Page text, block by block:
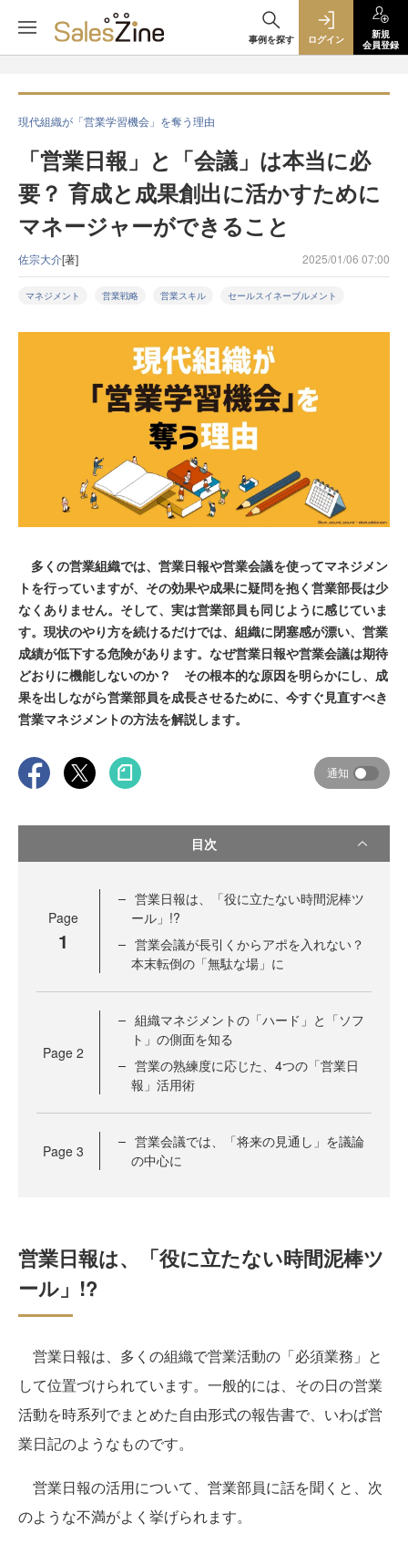
事例を探す ログイン
新規
会員登録
現代組織が「営業学習機会」を奪う理由
「営業日報」と「会議」は本当に必
要？ 育成と成果創出に活かすために
マネージャーができること
佐宗大介[著] 2025/01/06 07:00
マネジメント 営業戦略 営業スキル セールスイネーブルメント
多くの営業組織では、営業日報や営業会議を使ってマネジメン
トを行っていますが、その効果や成果に疑問を抱く営業部長は少
なくありません。そして、実は営業部員も同じように感じていま
す。現状のやり方を続けるだけでは、組織に閉塞感が漂い、営業
成績が低下する危険があります。なぜ営業日報や営業会議は期待
どおりに機能しないのか？ その根本的な原因を明らかにし、成
果を出しながら営業部員を成長させるために、今すぐ見直すべき
営業マネジメントの方法を解説します。
通知
目次
Page
1
営業日報は、「役に立たない時間泥棒ツ
ール」!?
営業会議が長引くからアポを入れない？
本末転倒の「無駄な場」に
Page 2
組織マネジメントの「ハード」と「ソフ
ト」の側面を知る
営業の熟練度に応じた、4つの「営業日
報」活用術
Page 3
営業会議では、「将来の見通し」を議論
の中心に
営業日報は、「役に立たない時間泥棒ツ
ール」!?
営業日報は、多くの組織で営業活動の「必須業務」と
して位置づけられています。一般的には、その日の営業
活動を時系列でまとめた自由形式の報告書で、いわば営
業日記のようなものです。
営業日報の活用について、営業部員に話を聞くと、次
のような不満がよく挙げられます。